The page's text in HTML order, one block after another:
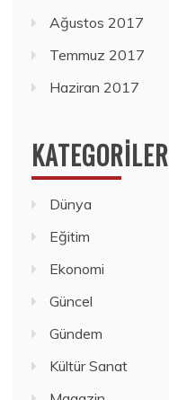
Ağustos 2017
Temmuz 2017
Haziran 2017
KATEGORILER
Dünya
Eğitim
Ekonomi
Güncel
Gündem
Kültür Sanat